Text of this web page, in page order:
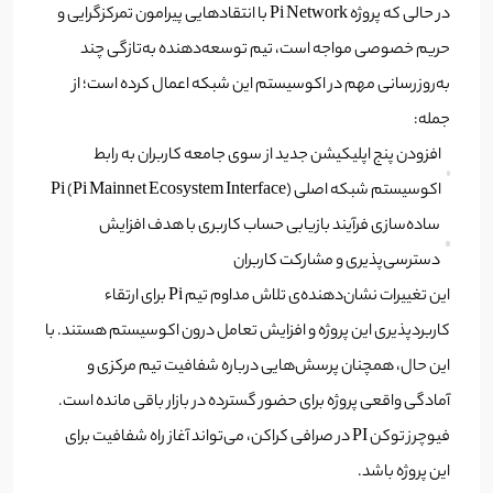
در حالی که پروژه Pi Network با انتقادهایی پیرامون تمرکزگرایی و
حریم خصوصی مواجه است، تیم توسعه‌دهنده به‌تازگی چند
به‌روزرسانی مهم در اکوسیستم این شبکه اعمال کرده است؛ از
جمله:
افزودن پنج اپلیکیشن جدید از سوی جامعه کاربران به رابط
اکوسیستم شبکه اصلی Pi (Pi Mainnet Ecosystem Interface)
ساده‌سازی فرآیند بازیابی حساب کاربری با هدف افزایش
دسترسی‌پذیری و مشارکت کاربران
این تغییرات نشان‌دهنده‌ی تلاش مداوم تیم Pi برای ارتقاء
کاربردپذیری این پروژه و افزایش تعامل درون اکوسیستم هستند. با
این حال، همچنان پرسش‌هایی درباره شفافیت تیم مرکزی و
آمادگی واقعی پروژه برای حضور گسترده در بازار باقی مانده است.
فیوچرز توکن PI در صرافی کراکن، می‌تواند آغاز راه شفافیت برای
این پروژه باشد.